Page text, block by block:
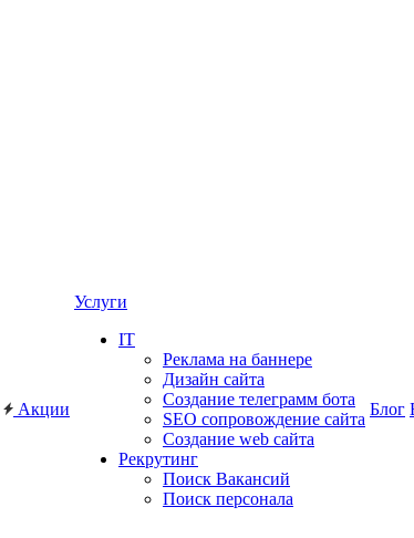
Акции
Услуги
IT
Реклама на баннере
Дизайн сайта
Создание телеграмм бота
SEO сопровождение сайта
Создание web сайта
Рекрутинг
Поиск Вакансий
Поиск персонала
Блог